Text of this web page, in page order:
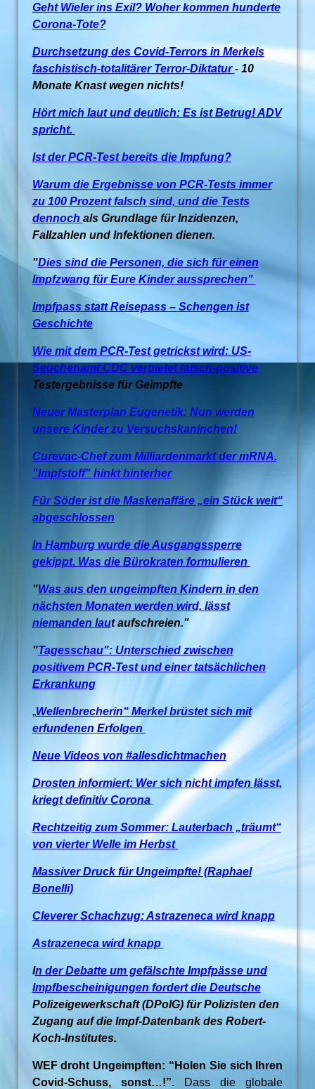
Geht Wieler ins Exil? Woher kommen hunderte
Corona-Tote?
Durchsetzung des Covid-Terrors in Merkels
faschistisch-totalitärer Terror-Diktatur- 10
Monate Knast wegen nichts!
Hört mich laut und deutlich: Es ist Betrug! ADV
spricht.
Ist der PCR-Test bereits die Impfung?
Warum die Ergebnisse von PCR-Tests immer
zu 100 Prozent falsch sind, und die Tests
dennoch als Grundlage für Inzidenzen,
Fallzahlen und Infektionen dienen.
"Dies sind die Personen, die sich für einen
Impfzwang für Eure Kinder aussprechen"
Impfpass statt Reisepass – Schengen ist
Geschichte
Wie mit dem PCR-Test getrickst wird: US-
Seuchenamt CDC verbietet falsch-positive
Testergebnisse für Geimpfte
Neuer Masterplan Eugenetik: Nun werden
unsere Kinder zu Versuchskaninchen!
Curevac-Chef zum Milliardenmarkt der mRNA.
"Impfstoff" hinkt hinterher
Für Söder ist die Maskenaffäre „ein Stück weit“
abgeschlossen
In Hamburg wurde die Ausgangssperre
gekippt. Was die Bürokraten formulieren
"Was aus den ungeimpften Kindern in den
nächsten Monaten werden wird, lässt
niemanden laut aufschreien."
"Tagesschau": Unterschied zwischen
positivem PCR-Test und einer tatsächlichen
Erkrankung
„Wellenbrecherin“ Merkel brüstet sich mit
erfundenen Erfolgen
Neue Videos von #allesdichtmachen
Drosten informiert: Wer sich nicht impfen lässt,
kriegt definitiv Corona
Rechtzeitig zum Sommer: Lauterbach „träumt“
von vierter Welle im Herbst
Massiver Druck für Ungeimpfte! (Raphael
Bonelli)
Cleverer Schachzug: Astrazeneca wird knapp
Astrazeneca wird knapp
In der Debatte um gefälschte Impfpässe und
Impfbescheinigungen fordert die Deutsche
Polizeigewerkschaft (DPolG) für Polizisten den
Zugang auf die Impf-Datenbank des Robert-
Koch-Institutes.
WEF droht Ungeimpften: “Holen Sie sich Ihren
Covid-Schuss, sonst…!”. Dass die globale